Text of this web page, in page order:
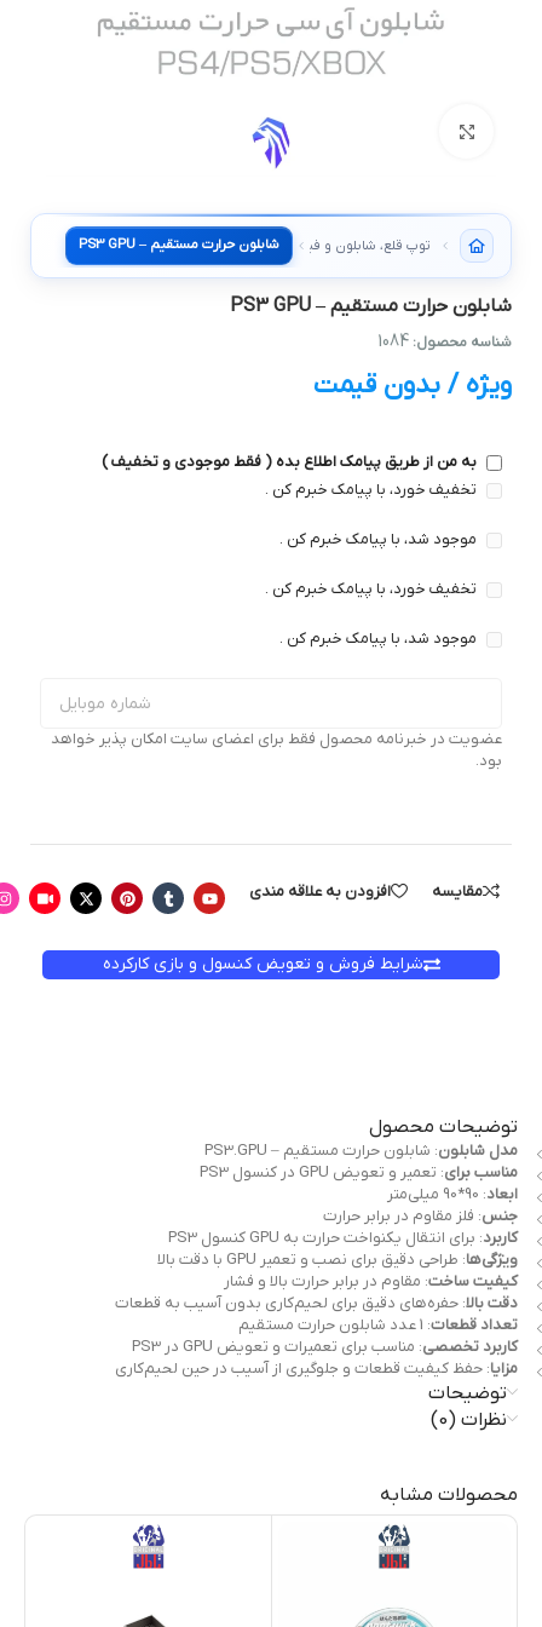
توپ قلع، شابلون و فیکسچرشابلون حرارت مستقیم – PS3 GPU
شابلون حرارت مستقیم – PS3 GPU
شناسه محصول: 1084
ویژه / بدون قیمت
به من از طریق پیامک اطلاع بده ( فقط موجودی و تخفیف )
تخفیف خورد، با پیامک خبرم کن .
موجود شد، با پیامک خبرم کن .
تخفیف خورد، با پیامک خبرم کن .
موجود شد، با پیامک خبرم کن .
عضویت در خبرنامه محصول فقط برای اعضای سایت امکان پذیر خواهد
بود.
مقایسه افزودن به علاقه مندی
شرایط فروش و تعویض کنسول و بازی کارکرده
توضیحات محصول
مدل شابلون: شابلون حرارت مستقیم – PS3.GPU
مناسب برای: تعمیر و تعویض GPU در کنسول PS3
ابعاد: 90*90 میلی‌متر
جنس: فلز مقاوم در برابر حرارت
کاربرد: برای انتقال یکنواخت حرارت به GPU کنسول PS3
ویژگی‌ها: طراحی دقیق برای نصب و تعمیر GPU با دقت بالا
کیفیت ساخت: مقاوم در برابر حرارت بالا و فشار
دقت بالا: حفره‌های دقیق برای لحیم‌کاری بدون آسیب به قطعات
تعداد قطعات: 1 عدد شابلون حرارت مستقیم
کاربرد تخصصی: مناسب برای تعمیرات و تعویض GPU در PS3
مزایا: حفظ کیفیت قطعات و جلوگیری از آسیب در حین لحیم‌کاری
توضیحات
نظرات (0)
محصولات مشابه